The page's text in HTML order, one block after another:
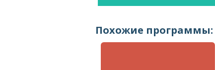
Похожие программы: